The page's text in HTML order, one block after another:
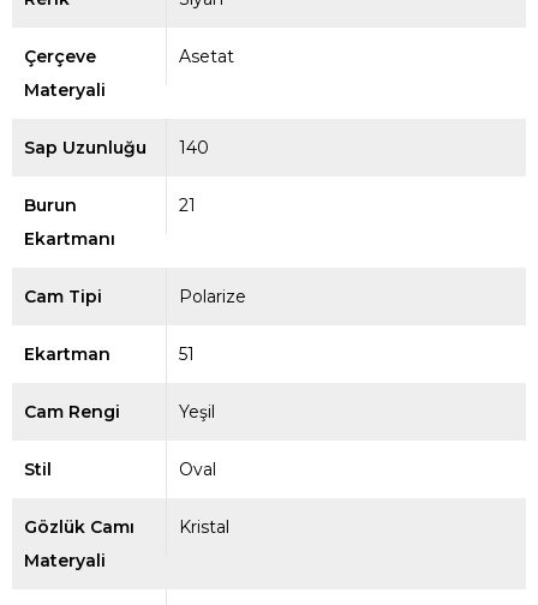
Çerçeve
Materyali
Asetat
Sap Uzunluğu 140
Burun
Ekartmanı
21
Cam Tipi Polarize
Ekartman 51
Cam Rengi Yeşil
Stil Oval
Gözlük Camı
Materyali
Kristal